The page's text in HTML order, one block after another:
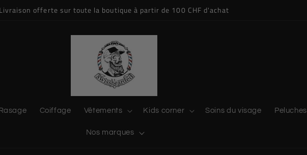
Livraison offerte sur toute la boutique à partir de 100 CHF d'achat
Rasage Coiffage Vêtements Kids corner Soins du visage Peluches
Nos marques